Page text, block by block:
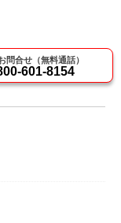
問合せ（無料通話）
601-8154